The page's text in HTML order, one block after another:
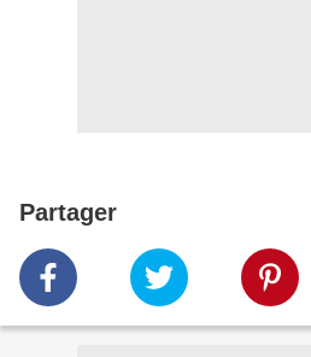
Partager